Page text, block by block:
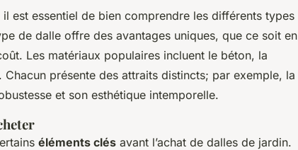
il est essentiel de bien comprendre les différents types
de dalle offre des avantages uniques, que ce soit en
Les matériaux populaires incluent le béton, la
présente des attraits distincts; par exemple, la
et son esthétique intemporelle.
éléments clés avant l’achat de dalles de jardin.